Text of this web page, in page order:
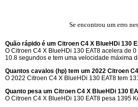
Se encontrou um erro
Quão rápido é um Citroen C4 X BlueHDi 130
O Citroen C4 X BlueHDi 130 EAT8 acelera de
10.8 segundos e tem uma velocidade máxima
Quantos cavalos (hp) tem um 2022 Citroen
O 2022 Citroen C4 X BlueHDi 130 EAT8 tem
Quanto pesa um Citroen C4 X BlueHDi 130
O Citroen C4 X BlueHDi 130 EAT8 pesa 1395